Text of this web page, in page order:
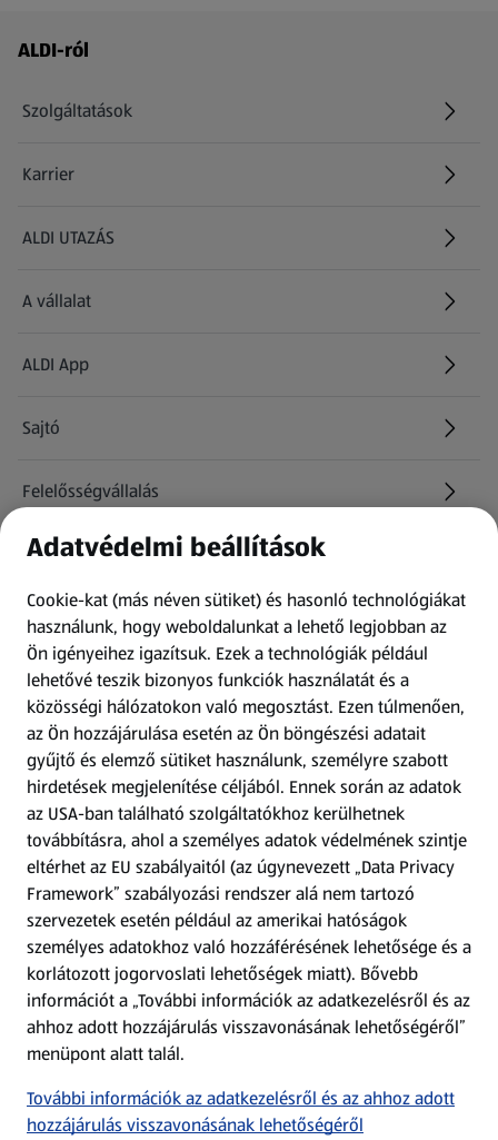
Láblécmenü - további linkek
ALDI-ról
Szolgáltatások
Karrier
(új oldalon nyílik meg)
ALDI UTAZÁS
(új oldalon nyílik meg)
A vállalat
ALDI App
Sajtó
Felelősségvállalás
Információk
Kérdőív
Fizetési lehetőségek
ALDI utalványok
Árcsökkentés
Adattörlő alkalmazás
Szervizpont
(új oldalon nyílik meg)
Fedezz fel minket az interneten!
Töltsd le az ALDI Magyarország applikációt!
Adatvédelmi beállítások
Cookie-kat (más néven sütiket) és hasonló technológiákat
használunk, hogy weboldalunkat a lehető legjobban az
Ön igényeihez igazítsuk. Ezek a technológiák például
lehetővé teszik bizonyos funkciók használatát és a
közösségi hálózatokon való megosztást. Ezen túlmenően,
az Ön hozzájárulása esetén az Ön böngészési adatait
gyűjtő és elemző sütiket használunk, személyre szabott
hirdetések megjelenítése céljából. Ennek során az adatok
az USA-ban található szolgáltatókhoz kerülhetnek
továbbításra, ahol a személyes adatok védelmének szintje
eltérhet az EU szabályaitól (az úgynevezett „Data Privacy
Framework” szabályozási rendszer alá nem tartozó
szervezetek esetén például az amerikai hatóságok
személyes adatokhoz való hozzáférésének lehetősége és a
korlátozott jogorvoslati lehetőségek miatt). Bővebb
információt a „További információk az adatkezelésről és az
ahhoz adott hozzájárulás visszavonásának lehetőségéről”
menüpont alatt talál.
További információk az adatkezelésről és az ahhoz adott
hozzájárulás visszavonásának lehetőségéről